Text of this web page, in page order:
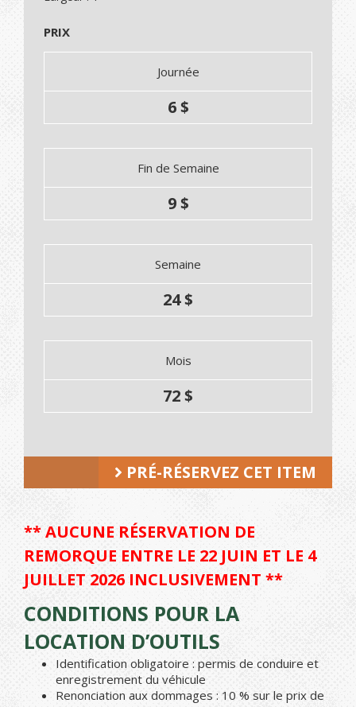
PRIX
Journée
6 $
Fin de Semaine
9 $
Semaine
24 $
Mois
72 $
PRÉ-RÉSERVEZ CET ITEM
** AUCUNE RÉSERVATION DE
REMORQUE ENTRE LE 22 JUIN ET LE 4
JUILLET 2026 INCLUSIVEMENT **
CONDITIONS POUR LA
LOCATION D’OUTILS
Identification obligatoire : permis de conduire et
enregistrement du véhicule
Renonciation aux dommages : 10 % sur le prix de